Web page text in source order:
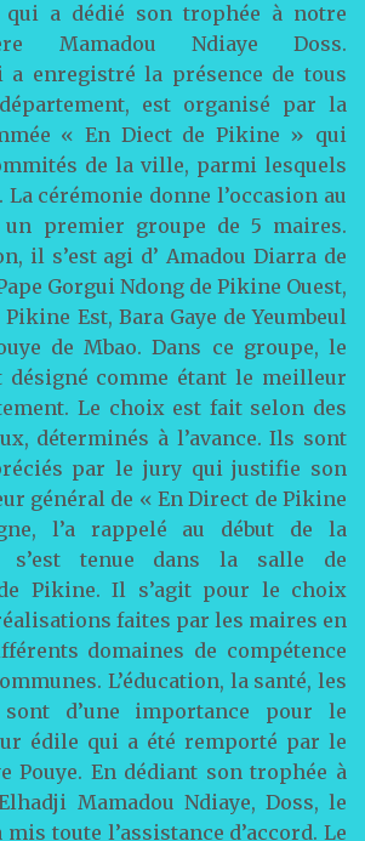
qui a dédié son trophée à notre
Mamadou Ndiaye Doss.
a enregistré la présence de tous
est organisé par la
« En Diect de Pikine » qui
de la ville, parmi lesquels
cérémonie donne l’occasion au
premier groupe de 5 maires.
il s’est agi d’ Amadou Diarra de
Gorgui Ndong de Pikine Ouest,
Est, Bara Gaye de Yeumbeul
de Mbao. Dans ce groupe, le
désigné comme étant le meilleur
Le choix est fait selon des
déterminés à l’avance. Ils sont
par le jury qui justifie son
général de « En Direct de Pikine
l’a rappelé au début de la
s’est tenue dans la salle de
Pikine. Il s’agit pour le choix
faites par les maires en
domaines de compétence
L’éducation, la santé, les
d’une importance pour le
édile qui a été remporté par le
Pouye. En dédiant son trophée à
Mamadou Ndiaye, Doss, le
toute l’assistance d’accord. Le